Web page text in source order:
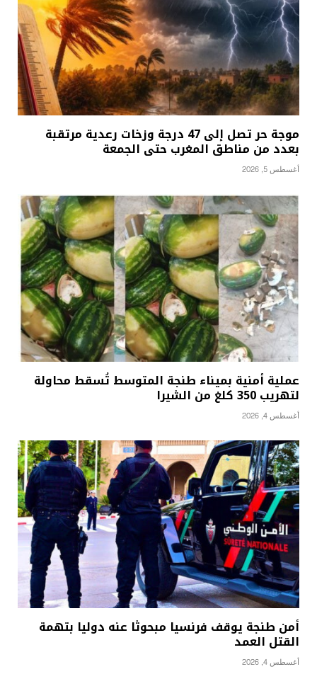
موجة حر تصل إلى 47 درجة وزخات رعدية مرتقبة
بعدد من مناطق المغرب حتى الجمعة
أغسطس 5, 2026
عملية أمنية بميناء طنجة المتوسط تُسقط محاولة
لتهريب 350 كلغ من الشيرا
أغسطس 4, 2026
أمن طنجة يوقف فرنسيا مبحوثا عنه دوليا بتهمة
القتل العمد
أغسطس 4, 2026